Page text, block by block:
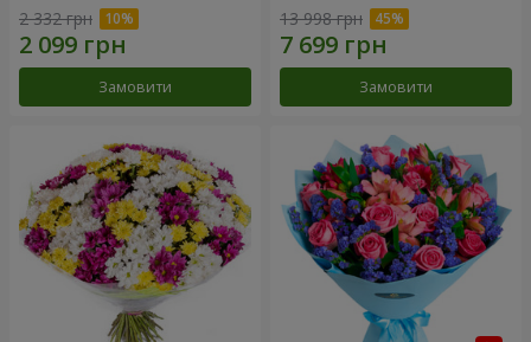
2 332 грн
Замовити
13 998 грн
Замовити